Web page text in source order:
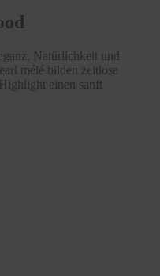
Natürlichkeit und
mélé bilden zeitlose
einen sanft